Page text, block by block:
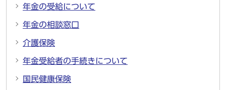
年金の受給について
年金の相談窓口
介護保険
年金受給者の手続きについて
国民健康保険